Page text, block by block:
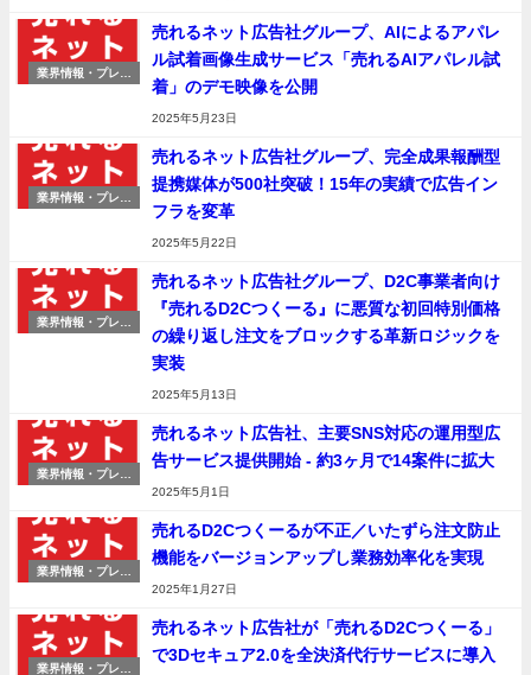
業界情報・プレス
売れるネット広告社グループ、AIによるアパレ
ル試着画像生成サービス「売れるAIアパレル試
着」のデモ映像を公開
2025年5月23日
業界情報・プレス
売れるネット広告社グループ、完全成果報酬型
提携媒体が500社突破！15年の実績で広告イン
フラを変革
2025年5月22日
業界情報・プレス
売れるネット広告社グループ、D2C事業者向け
『売れるD2Cつくーる』に悪質な初回特別価格
の繰り返し注文をブロックする革新ロジックを
実装
2025年5月13日
業界情報・プレス
売れるネット広告社、主要SNS対応の運用型広
告サービス提供開始 - 約3ヶ月で14案件に拡大
2025年5月1日
業界情報・プレス
売れるD2Cつくーるが不正／いたずら注文防止
機能をバージョンアップし業務効率化を実現
2025年1月27日
業界情報・プレス
売れるネット広告社が「売れるD2Cつくーる」
で3Dセキュア2.0を全決済代行サービスに導入